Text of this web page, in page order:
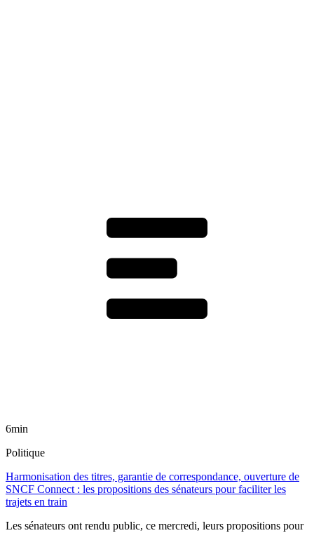
6min
Politique
Harmonisation des titres, garantie de correspondance, ouverture de
SNCF Connect : les propositions des sénateurs pour faciliter les
trajets en train
Les sénateurs ont rendu public, ce mercredi, leurs propositions pour